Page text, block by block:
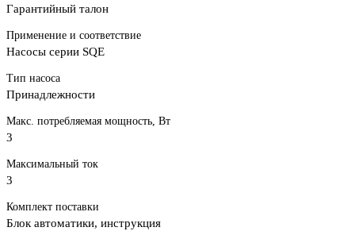
Гарантийный талон
Применение и соответствие
Насосы серии SQE
Тип насоса
Принадлежности
Макс. потребляемая мощность, Вт
3
Максимальный ток
3
Комплект поставки
Блок автоматики, инструкция